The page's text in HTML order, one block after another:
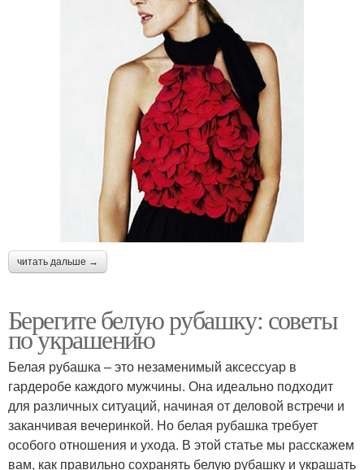
читать дальше →
Берегите белую рубашку: советы
по украшению
Белая рубашка – это незаменимый аксессуар в
гардеробе каждого мужчины. Она идеально подходит
для различных ситуаций, начиная от деловой встречи и
заканчивая вечеринкой. Но белая рубашка требует
особого отношения и ухода. В этой статье мы расскажем
вам, как правильно сохранять белую рубашку и украшать